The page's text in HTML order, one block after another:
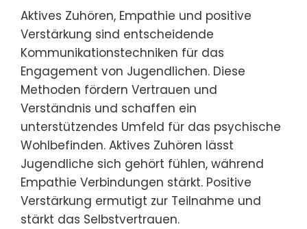
Aktives Zuhören, Empathie und positive
Verstärkung sind entscheidende
Kommunikationstechniken für das
Engagement von Jugendlichen. Diese
Methoden fördern Vertrauen und
Verständnis und schaffen ein
unterstützendes Umfeld für das psychische
Wohlbefinden. Aktives Zuhören lässt
Jugendliche sich gehört fühlen, während
Empathie Verbindungen stärkt. Positive
Verstärkung ermutigt zur Teilnahme und
stärkt das Selbstvertrauen.